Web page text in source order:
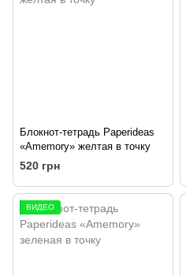
Блокнот-тетрадь Paperideas
«Amemory» желтая в точку
520 грн
ВИДЕО